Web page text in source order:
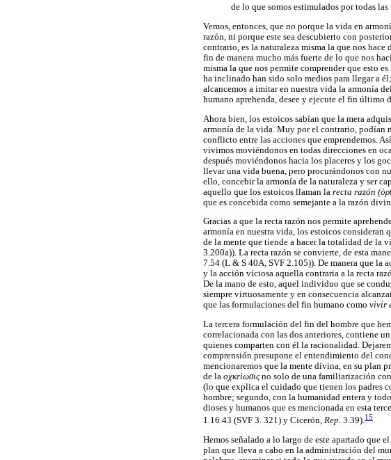
de lo que somos estimulados por todas
Vemos, entonces, que no porque la vida en
razón, ni porque este sea descubierto con
contrario, es la naturaleza misma la que nos
fin de manera mucho más fuerte de lo que nos
misma la que nos permite comprender que esto
ha inclinado han sido solo medios para llegar a
alcancemos a imitar en nuestra vida la armonía
humano aprehenda, desee y ejecute el fin último
Ahora bien, los estoicos sabían que la mera
armonía de la vida. Muy por el contrario, podían
conflicto entre las acciones que emprendemos.
vivimos moviéndonos en todas direcciones en
después moviéndonos hacia los placeres y los
llevar una vida buena, pero procurándonos con
ello, concebir la armonía de la naturaleza y ser
aquello que los estoicos llaman la recta razón
que es concebida como semejante a la razón
Gracias a que la recta razón nos permite
armonía en nuestra vida, los estoicos consideran
de la mente que tiende a hacer la totalidad de la
3.200a)). La recta razón se convierte, de esta
7.54 (L & S 40A, SVF 2.105)). De manera que la
y la acción viciosa aquella contraria a la recta
De la mano de esto, aquel individuo que se
siempre virtuosamente y en consecuencia
que las formulaciones del fin humano como vivir
La tercera formulación del fin del hombre que
correlacionada con las dos anteriores, contiene
quienes comparten con él la racionalidad.
comprensión presupone el entendimiento del
mencionaremos que la mente divina, en su plan
de la οχκεὶωσιςno solo de una familiarización
(lo que explica el cuidado que tienen los padres
hombre; segundo, con la humanidad entera y
dioses y humanos que es mencionada en esta
1.16.43 (SVF 3. 321) y Cicerón, Rep. 3.39).15
Hemos señalado a lo largo de este apartado que
plan que lleva a cabo en la administración del